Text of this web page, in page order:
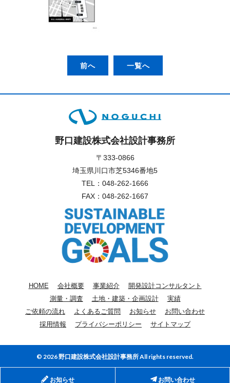
前へ 一覧へ
野口建設株式会社設計事務所
〒333-0866
埼玉県川口市芝5346番地5
TEL： 048-262-1666
FAX：048-262-1667
HOME 会社概要 事業紹介
開発設計コンサルタント
測量・調査
土地・建築・企画設計
実績
ご依頼の流れ
よくあるご質問 お知らせ
お問い合わせ
採用情報
プライバシーポリシー サイトマップ
© 2026 野口建設株式会社設計事務所 All rights reserved.
お知らせ お問い合わせ